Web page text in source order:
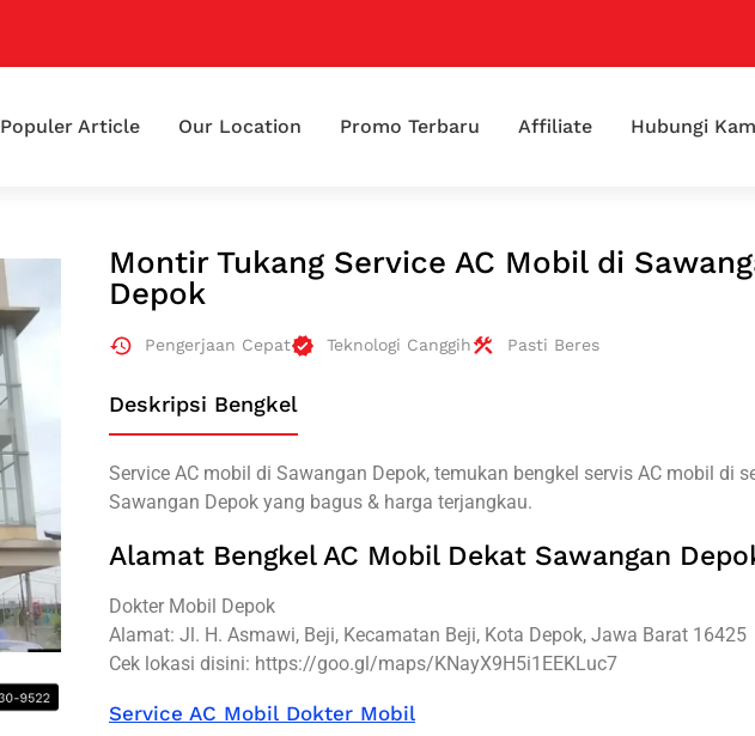
Populer Article Our Location Promo Terbaru Affiliate Hubungi
Montir Tukang Service AC Mobil di
Depok
Pengerjaan Cepat Teknologi Canggih Pasti Beres
Deskripsi Bengkel
Service AC mobil di Sawangan Depok, temukan bengkel servis AC mobil di
Sawangan Depok yang bagus & harga terjangkau.
Alamat Bengkel AC Mobil Dekat Sawangan
Dokter Mobil Depok
Alamat: Jl. H. Asmawi, Beji, Kecamatan Beji, Kota Depok, Jawa Barat 16425
Cek lokasi disini: https://goo.gl/maps/KNayX9H5i1EEKLuc7
Service AC Mobil Dokter Mobil